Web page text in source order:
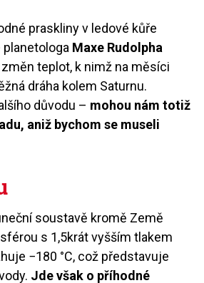
praskliny v ledové kůře
Maxe Rudolpha
teplot, k nimž na měsíci
dráha kolem Saturnu.
důvodu – mohou nám totiž
aniž bychom se museli
soustavě kromě Země
s 1,5krát vyšším tlakem
−180 °C, což představuje
Jde však o příhodné